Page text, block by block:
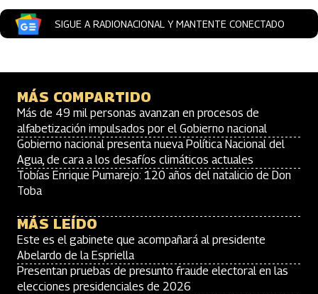
SIGUE A RADIONACIONAL Y MANTENTE CONECTADO
MÁS COMPARTIDO
Más de 49 mil personas avanzan en procesos de
alfabetización impulsados por el Gobierno nacional
Gobierno nacional presenta nueva Política Nacional del
Agua, de cara a los desafíos climáticos actuales
Tobías Enrique Pumarejo: 120 años del natalicio de Don
Toba
MÁS LEÍDO
Este es el gabinete que acompañará al presidente
Abelardo de la Espriella
Presentan pruebas de presunto fraude electoral en las
elecciones presidenciales de 2026